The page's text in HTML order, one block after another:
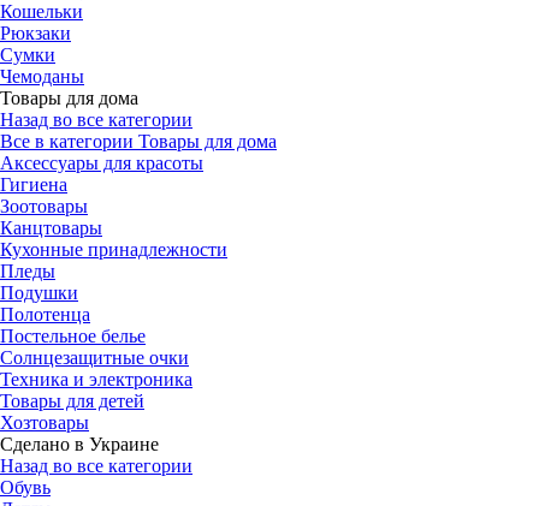
Кошельки
Рюкзаки
Сумки
Чемоданы
Товары для дома
Назад во все категории
Все в категории Товары для дома
Аксессуары для красоты
Гигиена
Зоотовары
Канцтовары
Кухонные принадлежности
Пледы
Подушки
Полотенца
Постельное белье
Солнцезащитные очки
Техника и электроника
Товары для детей
Хозтовары
Сделано в Украине
Назад во все категории
Обувь